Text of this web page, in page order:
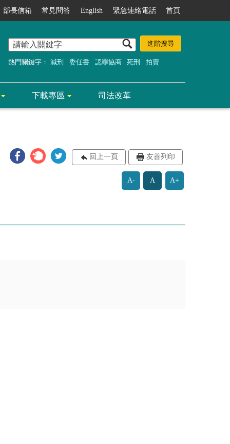
部長信箱 常見問答 English 緊急連絡電話 首頁
熱門關鍵字： 減刑 委任書 認罪協商 死刑 拍賣
下載專區 司法改革
回上一頁 友善列印
A- A A+